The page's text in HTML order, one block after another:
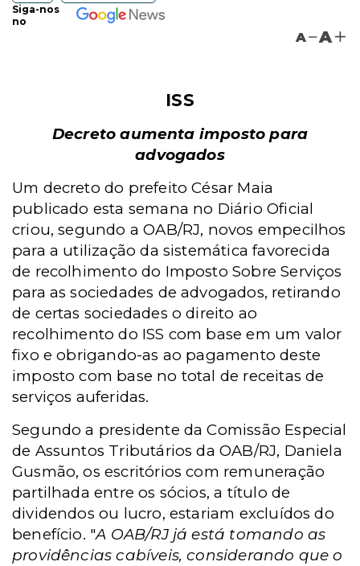
Siga-nos
no
A A
ISS
Decreto aumenta imposto para
advogados
Um decreto do prefeito César Maia
publicado esta semana no Diário Oficial
criou, segundo a OAB/RJ, novos empecilhos
para a utilização da sistemática favorecida
de recolhimento do Imposto Sobre Serviços
para as sociedades de advogados, retirando
de certas sociedades o direito ao
recolhimento do ISS com base em um valor
fixo e obrigando-as ao pagamento deste
imposto com base no total de receitas de
serviços auferidas.
Segundo a presidente da Comissão Especial
de Assuntos Tributários da OAB/RJ, Daniela
Gusmão, os escritórios com remuneração
partilhada entre os sócios, a título de
dividendos ou lucro, estariam excluídos do
benefício. "A OAB/RJ já está tomando as
providências cabíveis, considerando que o